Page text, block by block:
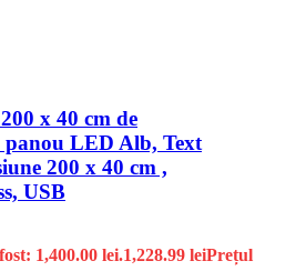
x 40 cm de
LED Alb, Text
200 x 40 cm ,
USB
1,400.00 lei.1,228.99 leiPrețul